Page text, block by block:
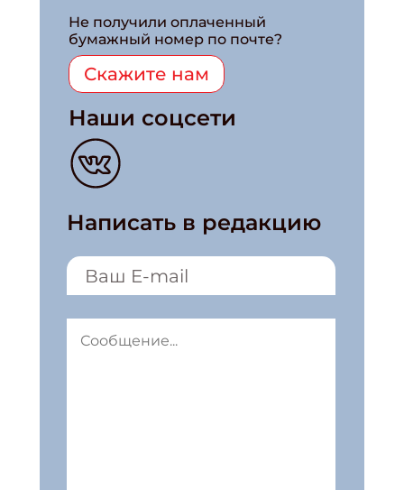
Не получили оплаченный
бумажный номер по почте?
Скажите нам
Наши соцсети
Написать в редакцию